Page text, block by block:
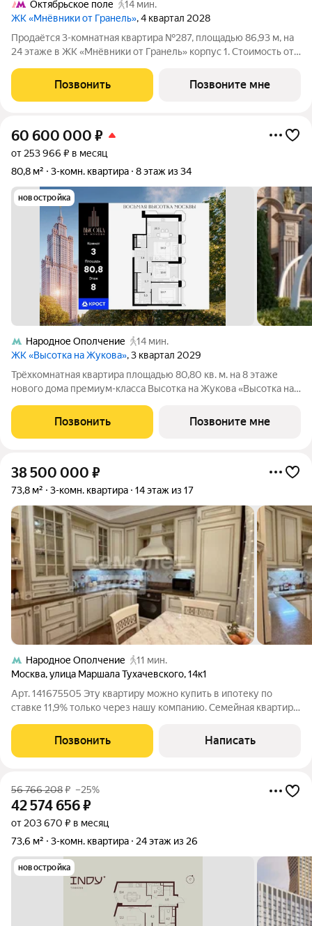
Октябрьское поле
14 мин.
ЖК «Мнёвники от Гранель», 4 квартал 2028
Продаётся 3-комнатная квартира №287, площадью 86,93 м, на
24 этаже в ЖК «Мнёвники от Гранель» корпус 1. Стоимость от
во двор. «Мнёвники от Гранель» элитный жилой комплекс в
тихом и
Позвонить Позвоните мне
60 600 000 ₽
от 253 966 ₽ в месяц
80,8 м²
3-комн. квартира 8 этаж из 34
новостройка
Народное Ополчение
14 мин.
ЖК «Высотка на Жукова», 3 квартал 2029
Трёхкомнатная квартира площадью 80,80 кв. м. на 8 этаже
нового дома премиум-класса Высотка на Жукова «Высотка на
настоящей Москвы, сочетая в себе величественность
архитектуры московского
Позвонить Позвоните мне
38 500 000 ₽
73,8 м² 3-комн. квартира 14 этаж из 17
Народное Ополчение
11 мин.
Москва,улица Маршала Тухачевского,14к1
Арт. 141675505 Эту квартиру можно купить в ипотеку по
ставке 11,9% только через нашу компанию. Семейная квартира
продуманная планировка, высокий этаж и готовое
пространство для жизни. Что
Позвонить Написать
56 766 208₽ –25%
42 574 656₽
от 203 670 ₽ в месяц
73,6 м²
3-комн. квартира 24 этаж из 26
новостройка